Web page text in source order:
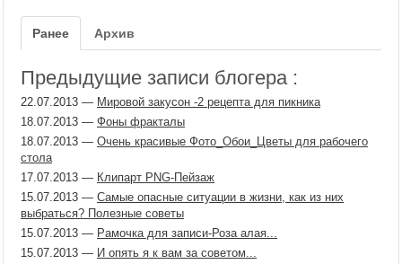
Ранее Архив
Предыдущие записи блогера :
22.07.2013 — Мировой закусон -2 рецепта для пикника
18.07.2013 — Фоны фракталы
18.07.2013 — Очень красивые Фото_Обои_Цветы для рабочего
стола
17.07.2013 — Клипарт PNG-Пейзаж
15.07.2013 — Самые опасные ситуации в жизни, как из них
выбраться? Полезные советы
15.07.2013 — Рамочка для записи-Роза алая...
15.07.2013 — И опять я к вам за советом...